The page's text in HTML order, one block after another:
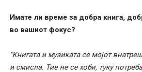
Имате ли време за добра книга,
во вашиот фокус?
“Книгата и музиката се мојот
и смисла. Тие не се хоби, туку